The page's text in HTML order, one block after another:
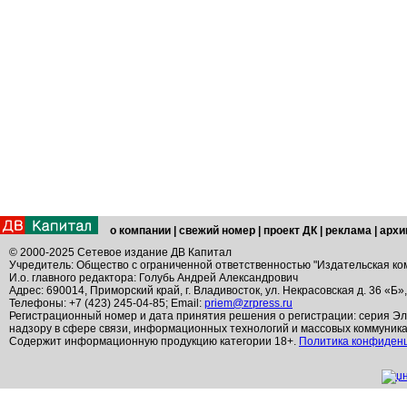
о компании свежий номер проект ДК реклама
© 2000-2025 Сетевое издание ДВ Капитал
Учредитель: Общество с ограниченной ответственностью "Издательская
И.о. главного редактора: Голубь Андрей Александрович
Адрес: 690014, Приморский край, г. Владивосток, ул. Некрасовская д. 36
Телефоны: +7 (423) 245-04-85; Email: priem@zrpress.ru
Регистрационный номер и дата принятия решения о регистрации: серия
надзору в сфере связи, информационных технологий и массовых
Содержит информационную продукцию категории 18+. Политика